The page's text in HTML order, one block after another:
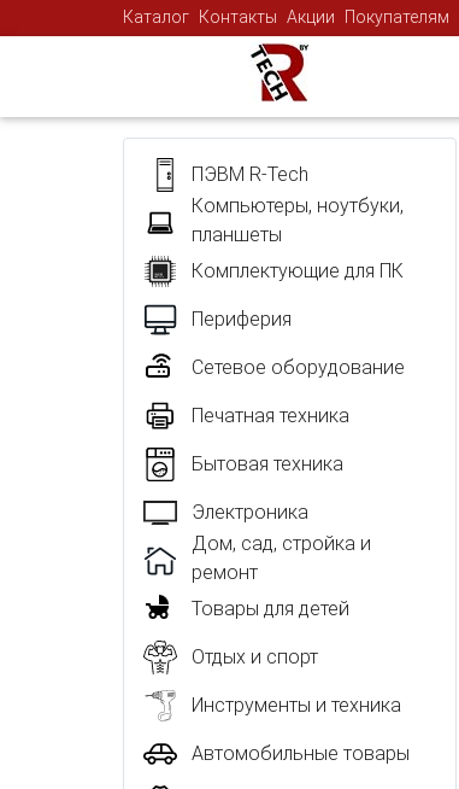
Каталог Контакты Акции Покупателям
ПЭВМ R-Tech
Компьютеры, ноутбуки,
планшеты
Комплектующие для ПК
Периферия
Сетевое оборудование
Печатная техника
Бытовая техника
Электроника
Дом, сад, стройка и
ремонт
Товары для детей
Отдых и спорт
Инструменты и техника
Автомобильные товары